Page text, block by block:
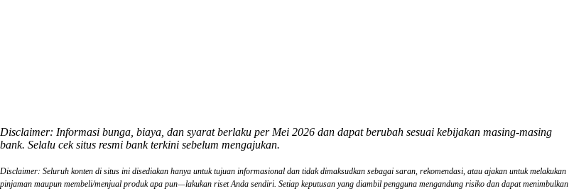
Disclaimer: Informasi bunga, biaya, dan syarat berlaku per Mei 2026 dan dapat berubah sesuai kebijakan masing-masing
bank. Selalu cek situs resmi bank terkini sebelum mengajukan.
Disclaimer: Seluruh konten di situs ini disediakan hanya untuk tujuan informasional dan tidak dimaksudkan sebagai saran, rekomendasi, atau ajakan untuk melakukan
pinjaman maupun membeli/menjual produk apa pun—lakukan riset Anda sendiri. Setiap keputusan yang diambil pengguna mengandung risiko dan dapat menimbulkan